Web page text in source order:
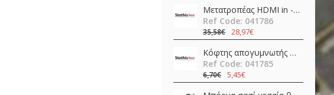
Μετατροπέας HDMI in -> HDMI + SPDIF + 3.5mm out 4K@60Hz OZV8
Ref Code: 041786
35,58€ 28,97€
Κόφτης απογυμνωτής 0.5-4.0mm ψαλίδι ακριβείας CP-108 (6PK-223) Pro'sKit
Ref Code: 041785
6,70€ 5,45€